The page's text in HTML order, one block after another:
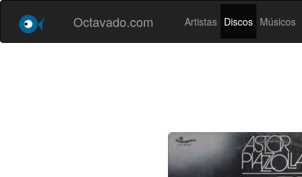
Octavado.com Artistas Discos Músicos